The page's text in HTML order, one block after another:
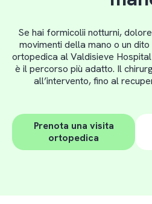
Se hai formicolii notturni,
movimenti della mano o un
ortopedica al Valdisieve
è il percorso più adatto. Il
all’intervento, fino al
Prenota una visita
ortopedica